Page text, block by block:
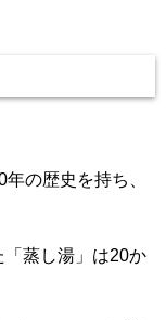
年の歴史を持ち、
蒸し湯」は20か